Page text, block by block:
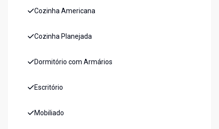
Cozinha Americana
Cozinha Planejada
Dormitório com Armários
Escritório
Mobiliado